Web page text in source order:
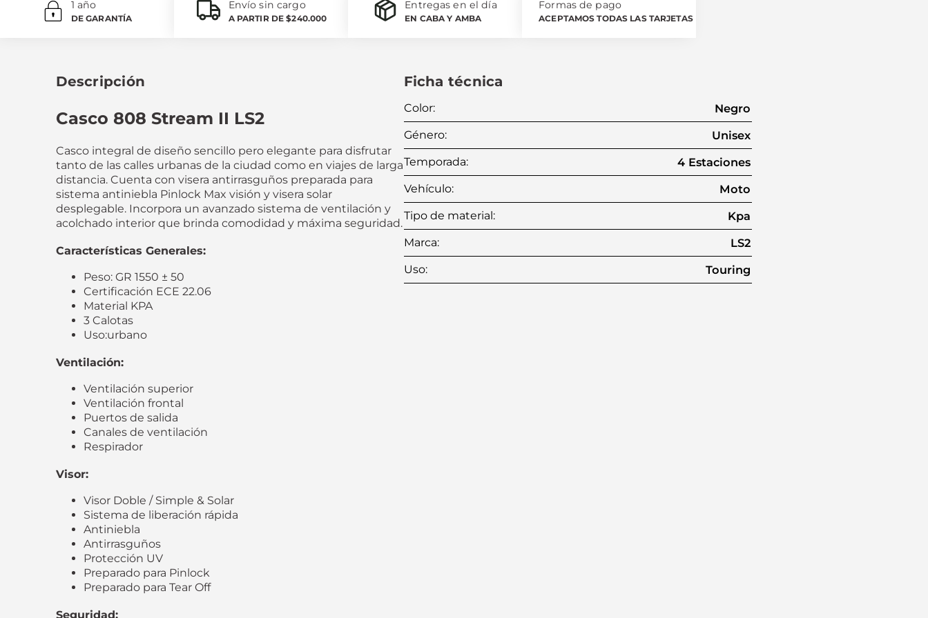
1 año
DE GARANTÍA
Envío sin cargo
A PARTIR DE $240.000
Entregas en el día
EN CABA Y AMBA
Formas de pago
ACEPTAMOS TODAS LAS TARJETAS
Descripción
Casco 808 Stream II LS2
Casco integral de diseño sencillo pero elegante para disfrutar
tanto de las calles urbanas de la ciudad como en viajes de larga
distancia. Cuenta con visera antirrasguños preparada para
sistema antiniebla Pinlock Max visión y visera solar
desplegable. Incorpora un avanzado sistema de ventilación y
acolchado interior que brinda comodidad y máxima seguridad.
Características Generales:
Peso: GR 1550 ± 50
Certificación ECE 22.06
Material KPA
3 Calotas
Uso:urbano
Ventilación:
Ventilación superior
Ventilación frontal
Puertos de salida
Canales de ventilación
Respirador
Visor:
Visor Doble / Simple & Solar
Sistema de liberación rápida
Antiniebla
Antirrasguños
Protección UV
Preparado para Pinlock
Preparado para Tear Off
Seguridad:
Ficha técnica
Color: Negro
Género: Unisex
Temporada: 4 Estaciones
Vehículo: Moto
Tipo de material: Kpa
Marca: LS2
Uso: Touring